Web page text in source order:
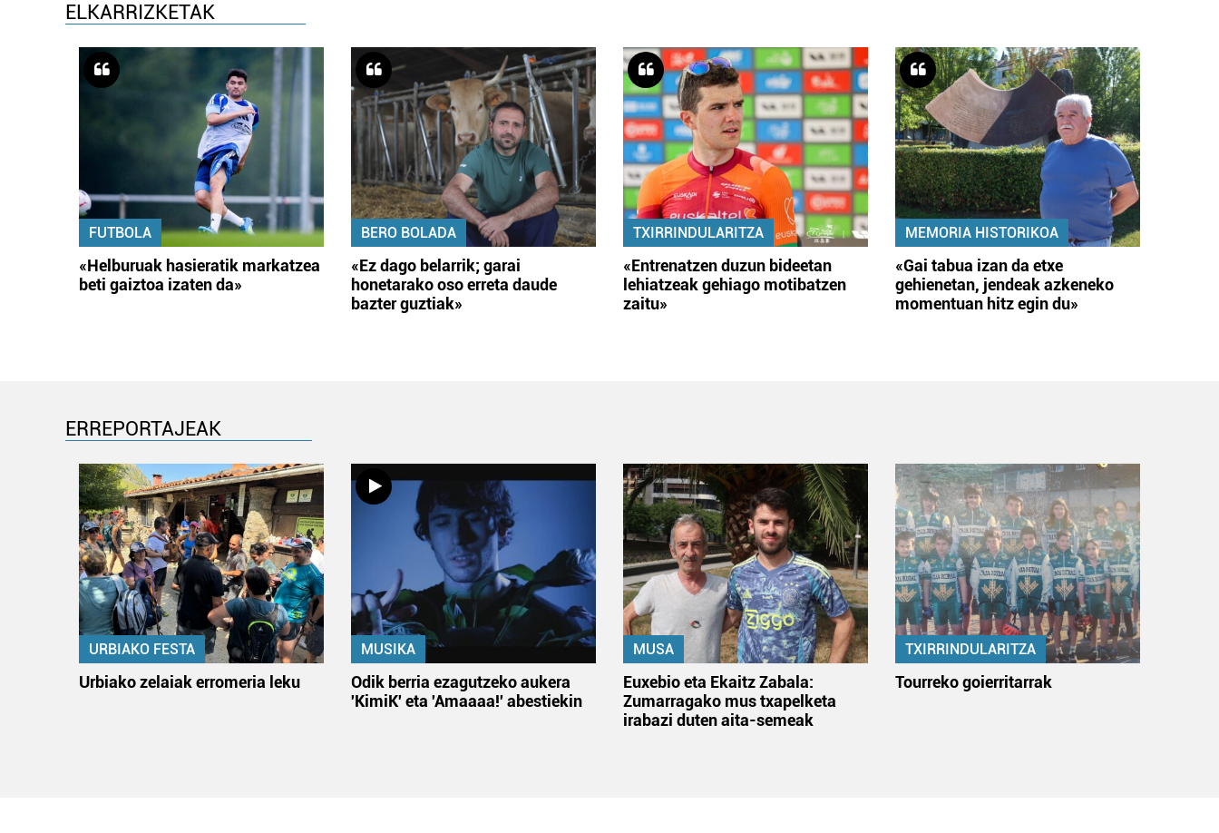
ELKARRIZKETAK
FUTBOLA
«Helburuak hasieratik markatzea
beti gaiztoa izaten da»
BERO BOLADA
«Ez dago belarrik; garai
honetarako oso erreta daude
bazter guztiak»
TXIRRINDULARITZA
«Entrenatzen duzun bideetan
lehiatzeak gehiago motibatzen
zaitu»
MEMORIA HISTORIKOA
«Gai tabua izan da etxe
gehienetan, jendeak azkeneko
momentuan hitz egin du»
ERREPORTAJEAK
URBIAKO FESTA
Urbiako zelaiak erromeria leku
MUSIKA
Odik berria ezagutzeko aukera
'KimiK' eta 'Amaaaa!' abestiekin
MUSA
Euxebio eta Ekaitz Zabala:
Zumarragako mus txapelketa
irabazi duten aita-semeak
TXIRRINDULARITZA
Tourreko goierritarrak